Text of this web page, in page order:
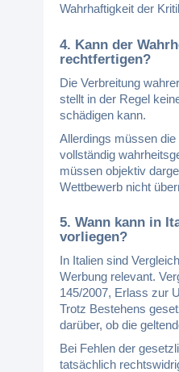
Wahrhaftigkeit der
4. Kann der
rechtfertigen?
Die Verbreitung
stellt in der Regel
schädigen kann.
Allerdings müssen
vollständig
müssen objektiv
Wettbewerb nicht
5. Wann kann in
vorliegen?
In Italien sind
Werbung relevant.
145/2007, Erlass zur
Trotz Bestehens
darüber, ob die
Bei Fehlen der
tatsächlich